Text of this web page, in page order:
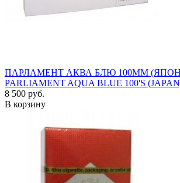
ПАРЛАМЕНТ АКВА БЛЮ 100ММ
PARLIAMENT AQUA BLUE 100'S
8 500 руб.
В корзину